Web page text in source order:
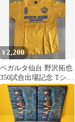
¥ 2,200
ベガルタ仙台 野沢拓也
350試合出場記念 Tシャ
ツ